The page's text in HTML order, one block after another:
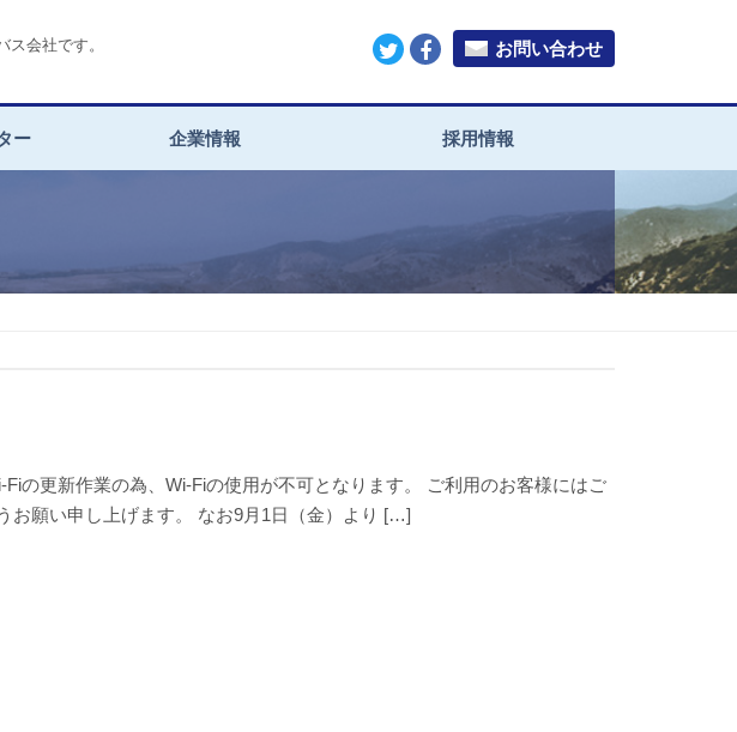
会社です。
お問い合わせ
ー 企業情報 採用情報
の更新作業の為、Wi-Fiの使用が不可となります。 ご利用のお客様にはご
お願い申し上げます。 なお9月1日（金）より […]